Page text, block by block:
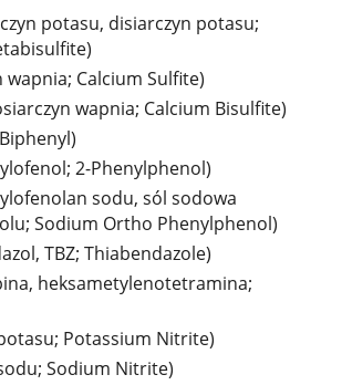
potasu, disiarczyn potasu;
wapnia; Calcium Sulfite)
wapnia; Calcium Bisulfite)
2-Phenylphenol)
sodu, sól sodowa
Sodium Ortho Phenylphenol)
TBZ; Thiabendazole)
heksametylenotetramina;
Potassium Nitrite)
Sodium Nitrite)